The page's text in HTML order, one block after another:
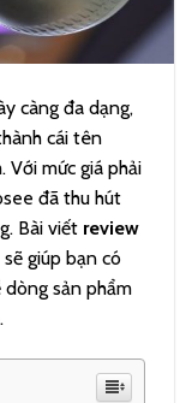
càng đa dạng,
cái tên
Với mức giá phải
đã thu hút
Bài viết review
sẽ giúp bạn có
sản phẩm